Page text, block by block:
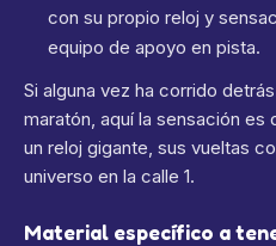
con su propio reloj y
equipo de apoyo en pista.
Si alguna vez ha corrido
maratón, aquí la sensación es
un reloj gigante, sus vueltas
universo en la calle 1.
Material específico a